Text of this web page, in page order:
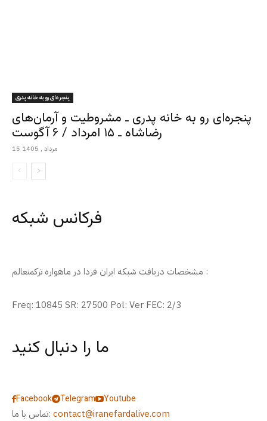
پنجره‌ای رو به خانه پدری
پنجره‌ای رو به خانه پدری ـ مشروطیت و آرمان‌های
رضاشاه ـ ۱۵ امرداد / ۶ آگوست
15 مرداد , 1405
فرکانس شبکه
مشخصات دریافت شبکه ایران فردا در ماهواره ترکمنعالم :
Freq: 10845 SR: 27500 Pol: Ver FEC: 2/3
ما را دنبال کنید
Facebook Telegram
Youtube
تماس با ما: contact@iranefardalive.com